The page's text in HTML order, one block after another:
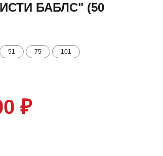
БАБЛС" (50
51 75 101
₽